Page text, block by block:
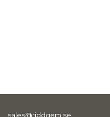
sales@riddgem.se